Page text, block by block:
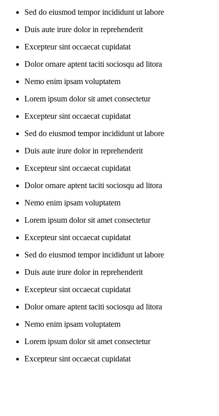
Sed do eiusmod tempor incididunt ut labore
Duis aute irure dolor in reprehenderit
Excepteur sint occaecat cupidatat
Dolor ornare aptent taciti sociosqu ad litora
Nemo enim ipsam voluptatem
Lorem ipsum dolor sit amet consectetur
Excepteur sint occaecat cupidatat
Sed do eiusmod tempor incididunt ut labore
Duis aute irure dolor in reprehenderit
Excepteur sint occaecat cupidatat
Dolor ornare aptent taciti sociosqu ad litora
Nemo enim ipsam voluptatem
Lorem ipsum dolor sit amet consectetur
Excepteur sint occaecat cupidatat
Sed do eiusmod tempor incididunt ut labore
Duis aute irure dolor in reprehenderit
Excepteur sint occaecat cupidatat
Dolor ornare aptent taciti sociosqu ad litora
Nemo enim ipsam voluptatem
Lorem ipsum dolor sit amet consectetur
Excepteur sint occaecat cupidatat